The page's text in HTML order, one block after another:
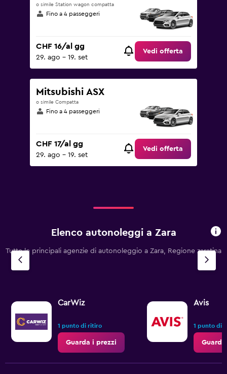
o simile Station wagon compatta
Fino a 4 passeggeri
CHF 16/al gg
29. ago - 19. set
Vedi offerta
Mitsubishi ASX
o simile Compatta
Fino a 4 passeggeri
CHF 17/al gg
29. ago - 19. set
Vedi offerta
Elenco autonoleggi a Zara
Tutte le principali agenzie di autonoleggio a Zara, Regione zaratina
CarWiz
1 punto di ritiro
Guarda i prezzi
Avis
1 punto di